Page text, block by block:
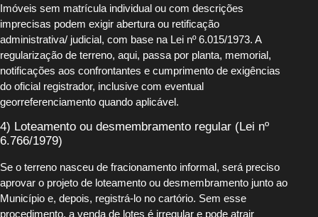
Imóveis sem matrícula individual ou com descrições
imprecisas podem exigir abertura ou retificação
administrativa/ judicial, com base na Lei nº 6.015/1973. A
regularização de terreno, aqui, passa por planta, memorial,
notificações aos confrontantes e cumprimento de exigências
do oficial registrador, inclusive com eventual
georreferenciamento quando aplicável.
4) Loteamento ou desmembramento regular (Lei nº
6.766/1979)
Se o terreno nasceu de fracionamento informal, será preciso
aprovar o projeto de loteamento ou desmembramento junto ao
Município e, depois, registrá-lo no cartório. Sem esse
procedimento, a venda de lotes é irregular e pode atrair